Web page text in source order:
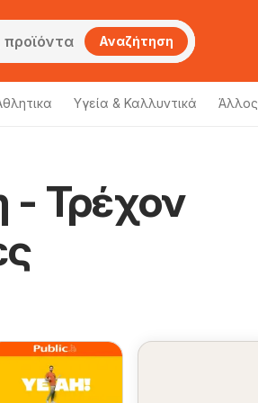
Αναζήτηση
Υγεία & Καλλυντικά Άλλος
- Τρέχον